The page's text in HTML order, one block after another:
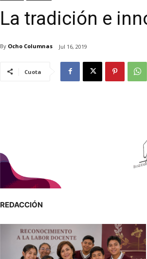
La tradición e
By Ocho Columnas Jul 16, 2019
Cuota
REDACCIÓN